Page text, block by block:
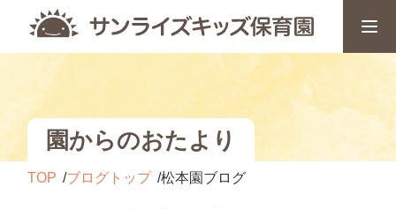
園からのおたより
TOP ブログトップ 松本園ブログ